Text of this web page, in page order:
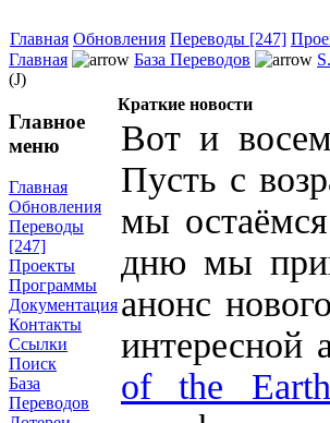
Главная Обновления Переводы [247]
Главная
База Переводов
(J)
Главное
меню
Главная
Обновления
Переводы
[247]
Проекты
Программы
Документация
Контакты
Ссылки
Поиск
База
Переводов
Краткие новости
Вот и
Пусть с
мы
дню мы
анонс
интересной
of the